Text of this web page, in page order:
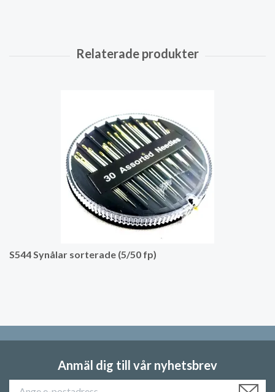
S544 Synålar sorterade (5/50 fp)
Anmäl dig till vår nyhetsbrev